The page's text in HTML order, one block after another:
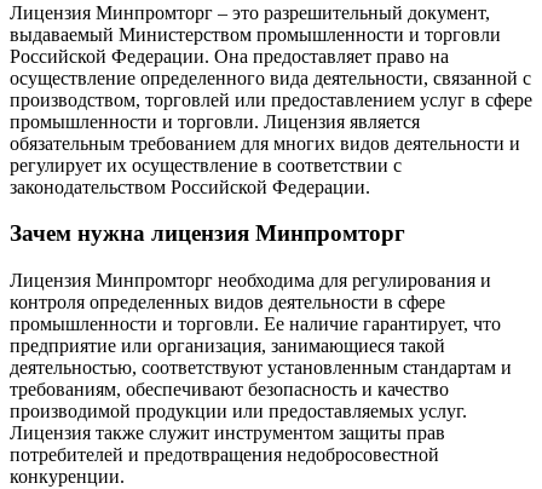
Лицензия Минпромторг – это разрешительный документ,
выдаваемый Министерством промышленности и торговли
Российской Федерации. Она предоставляет право на
осуществление определенного вида деятельности, связанной с
производством, торговлей или предоставлением услуг в сфере
промышленности и торговли. Лицензия является
обязательным требованием для многих видов деятельности и
регулирует их осуществление в соответствии с
законодательством Российской Федерации.
Зачем нужна лицензия Минпромторг
Лицензия Минпромторг необходима для регулирования и
контроля определенных видов деятельности в сфере
промышленности и торговли. Ее наличие гарантирует, что
предприятие или организация, занимающиеся такой
деятельностью, соответствуют установленным стандартам и
требованиям, обеспечивают безопасность и качество
производимой продукции или предоставляемых услуг.
Лицензия также служит инструментом защиты прав
потребителей и предотвращения недобросовестной
конкуренции.